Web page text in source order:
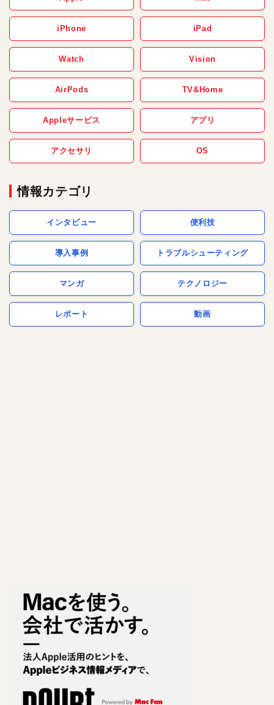
iPhone iPad
Watch Vision
AirPods TV&Home
Appleサービス アプリ
アクセサリ OS
情報カテゴリ
インタビュー 便利技
導入事例 トラブルシューティング
マンガ テクノロジー
レポート 動画